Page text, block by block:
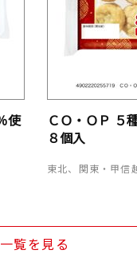
使
ＣＯ・ＯＰ ５
８個入
東北、関東・甲信
一覧を見る